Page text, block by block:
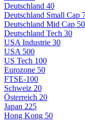
Deutschland 40
Deutschland Small Cap
Deutschland Mid Cap 50
Deutschland Tech 30
USA Industrie 30
USA 500
US Tech 100
Eurozone 50
FTSE-100
Schweiz 20
Österreich 20
Japan 225
Hong Kong 50